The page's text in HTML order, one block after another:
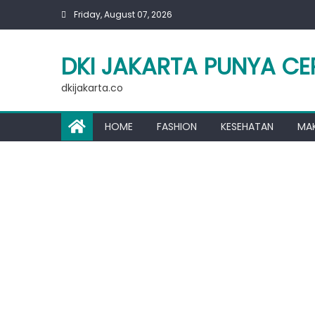
Friday, August 07, 2026
DKI JAKARTA PUNYA
dkijakarta.co
HOME FASHION KESEHATAN